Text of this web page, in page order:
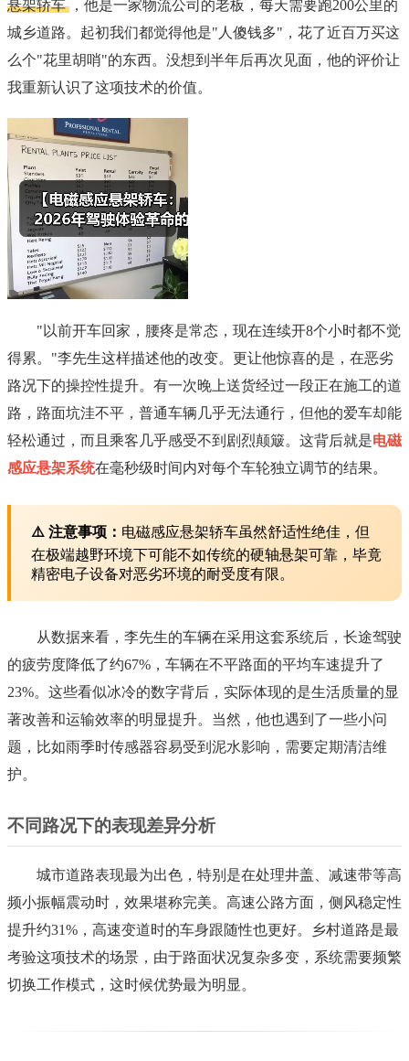
悬架轿车
，他是一家物流公司的老板，每天需要跑200公里的
城乡道路。起初我们都觉得他是"人傻钱多"，花了近百万买这
么个"花里胡哨"的东西。没想到半年后再次见面，他的评价让
我重新认识了这项技术的价值。
"以前开车回家，腰疼是常态，现在连续开8个小时都不觉
得累。"李先生这样描述他的改变。更让他惊喜的是，在恶劣
路况下的操控性提升。有一次晚上送货经过一段正在施工的道
路，路面坑洼不平，普通车辆几乎无法通行，但他的爱车却能
轻松通过，而且乘客几乎感受不到剧烈颠簸。这背后就是电磁
感应悬架系统在毫秒级时间内对每个车轮独立调节的结果。
⚠️ 注意事项： 电磁感应悬架轿车虽然舒适性绝佳，但
在极端越野环境下可能不如传统的硬轴悬架可靠，毕竟
精密电子设备对恶劣环境的耐受度有限。
从数据来看，李先生的车辆在采用这套系统后，长途驾驶
的疲劳度降低了约67%，车辆在不平路面的平均车速提升了
23%。这些看似冰冷的数字背后，实际体现的是生活质量的显
著改善和运输效率的明显提升。当然，他也遇到了一些小问
题，比如雨季时传感器容易受到泥水影响，需要定期清洁维
护。
不同路况下的表现差异分析
城市道路表现最为出色，特别是在处理井盖、减速带等高
频小振幅震动时，效果堪称完美。高速公路方面，侧风稳定性
提升约31%，高速变道时的车身跟随性也更好。乡村道路是最
考验这项技术的场景，由于路面状况复杂多变，系统需要频繁
切换工作模式，这时候优势最为明显。